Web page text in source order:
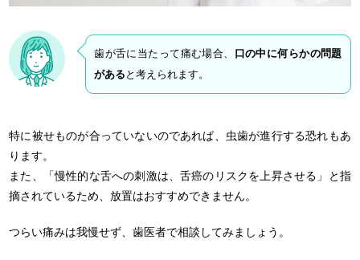
歯が舌に当たって痛む場合、 口の中に何らかの問題
がある と考えられます。
特に被せものが合っていないのであれば、虫歯が進行する恐れもあ
ります。
また、「慢性的な舌への刺激は、舌癌のリスクを上昇させる」と指
摘されているため、放置はおすすめできません。
つらい痛みは我慢せず、歯医者で相談してみましょう。